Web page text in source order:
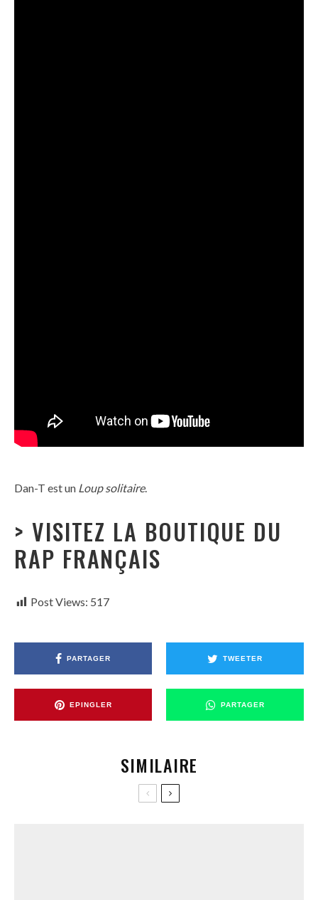
Dan-T est un Loup solitaire.
> VISITEZ LA BOUTIQUE DU
RAP FRANÇAIS
Post Views: 517
PARTAGER TWEETER
EPINGLER PARTAGER
SIMILAIRE